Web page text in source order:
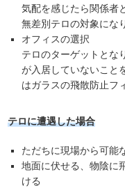
気配を感じたら関係者
無差別テロの対象にな
オフィスの選択
テロのターゲットとな
が入居していないこと
はガラスの飛散防止フ
テロに遭遇した場合
ただちに現場から可能
地面に伏せる、物陰に
ける